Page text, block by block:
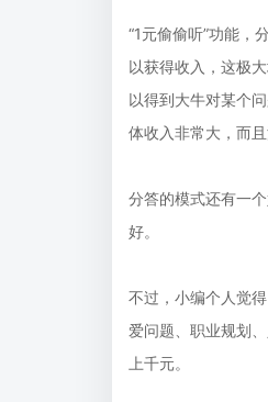
“1元偷偷听”功能，
以获得收入，这极
以得到大牛对某个
体收入非常大，而
分答的模式还有一
好。
不过，小编个人觉
爱问题、职业规划
上千元。